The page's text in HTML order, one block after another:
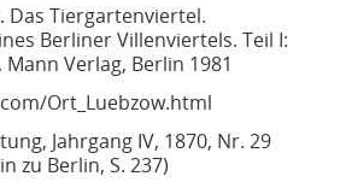
Das Tiergartenviertel.
Berliner Villenviertels. Teil I:
Mann Verlag, Berlin 1981
Ort_Luebzow.html
Jahrgang IV, 1870, Nr. 29
zu Berlin, S. 237)